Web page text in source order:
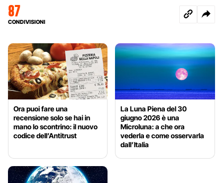
87
CONDIVISIONI
Ora puoi fare una
recensione solo se hai in
mano lo scontrino: il nuovo
codice dell’Antitrust
La Luna Piena del 30
giugno 2026 è una
Microluna: a che ora
vederla e come osservarla
dall’Italia